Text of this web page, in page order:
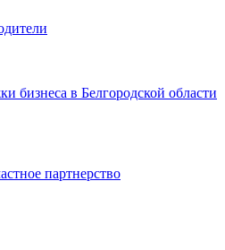
бизнеса в Белгородской области
партнерство